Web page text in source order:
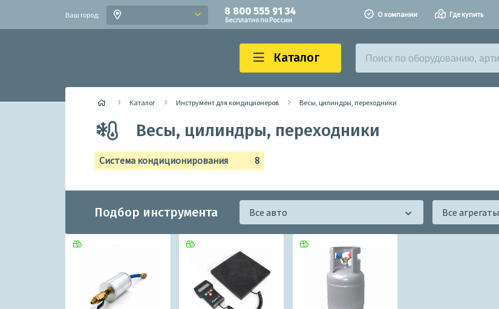
Ваш город: 8 800 555 91 34
Бесплатно по России
О компании Где купить
Каталог
Каталог Инструмент для кондиционеров Весы, цилиндры, переходники
Весы, цилиндры, переходники
Система кондиционирования 8
Подбор инструмента Все авто Все агрегаты